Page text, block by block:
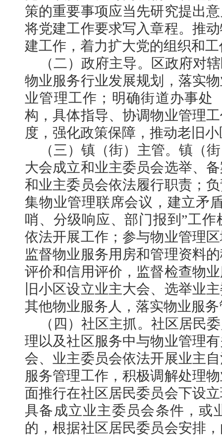
策的重要事项应当先研究提出
将党建工作要求写入章程。推
建工作，着力扩大党的组织和
（二）政府主导。区政府对
物业服务行业发展规划，落实
业管理工作；明确街道办事处
构，具体指导、协调物业管理
度，强化政策保障，推动老旧
（三）镇（街）主管。镇（
大会成立和业主委员会选举、
和业主委员会依法履行职责；
集物业管理联席会议，建立矛
哨、分级响应、部门报到”工
依法开展工作；参与物业管理
监督物业服务用房和管理资料
评价和信用评价，监督检查物
旧小区设立业主大会、选举业
其他物业服务人，落实物业服
（四）社区主抓。社区居民
理以及社区服务中与物业管理
会、业主委员会依法开展业主
服务管理工作，积极调解处理
面推行在社区居民委员会下设
具备成立业主委员会条件，或
的，根据社区居民委员会安排